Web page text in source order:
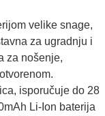
velike snage,
za ugradnju i
za nošenje,
isporučuje do 28
Li-Ion baterija